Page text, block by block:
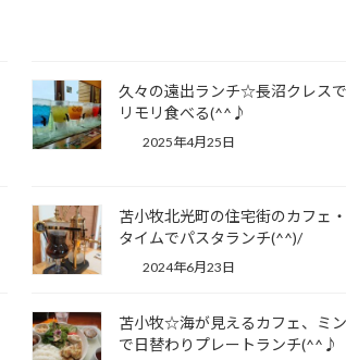
久々の遠出ランチ☆長沼クレス
リモリ食べる(^^♪
2025年4月25日
苫小牧北光町の住宅街のカフェ
タイムでパスタランチ(^^)/
2024年6月23日
苫小牧☆海が見えるカフェ、ミ
で日替わりプレートランチ(^^♪